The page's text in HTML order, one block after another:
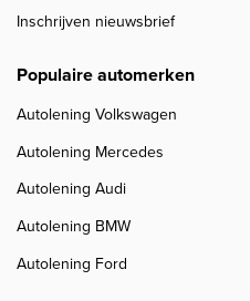
Inschrijven nieuwsbrief
Populaire automerken
Autolening Volkswagen
Autolening Mercedes
Autolening Audi
Autolening BMW
Autolening Ford